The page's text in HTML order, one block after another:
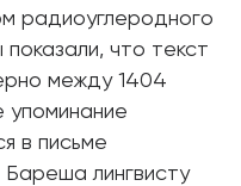
радиоуглеродного
что текст
между 1404
упоминание
в письме
лингвисту